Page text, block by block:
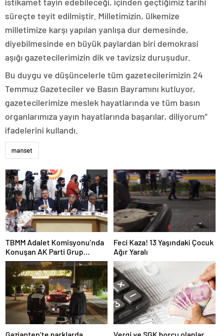
süreçte teyit edilmiştir. Milletimizin, ülkemize
milletimize karşı yapılan yanlışa dur demesinde,
diyebilmesinde en büyük paylardan biri demokrasi
aşığı gazetecilerimizin dik ve tavizsiz duruşudur.
Bu duygu ve düşüncelerle tüm gazetecilerimizin 24
Temmuz Gazeteciler ve Basın Bayramını kutluyor,
gazetecilerimize meslek hayatlarında ve tüm basın
organlarımıza yayın hayatlarında başarılar, diliyorum”
ifadelerini kullandı.
manset
TBMM Adalet Komisyonu’nda
Konuşan AK Parti Grup
Başkanvekili Abdulhamit Gül:
“Kanun Teklifi Milletimizin
Teklifidir”
Feci Kaza! 13 Yaşındaki Çocuk
Ağır Yaralı
Gaziantep’te parklarda Vergi ve SGK borcu olanlar